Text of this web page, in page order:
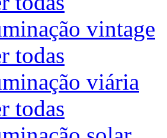
vintage
todas
viária
todas